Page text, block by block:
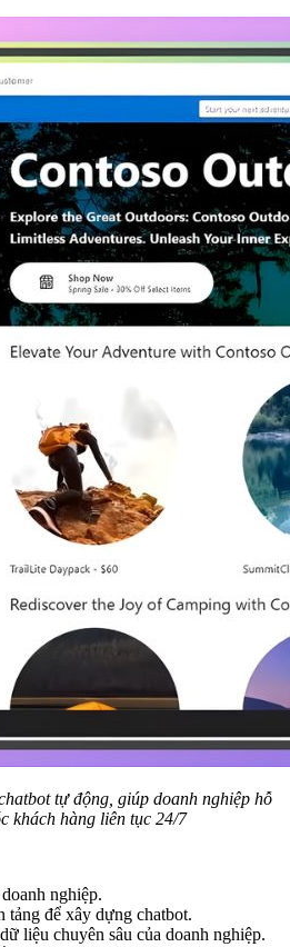
tự động, giúp doanh nghiệp hỗ
khách hàng liên tục 24/7
nghiệp.
tảng để xây dựng chatbot.
liệu chuyên sâu của doanh nghiệp.